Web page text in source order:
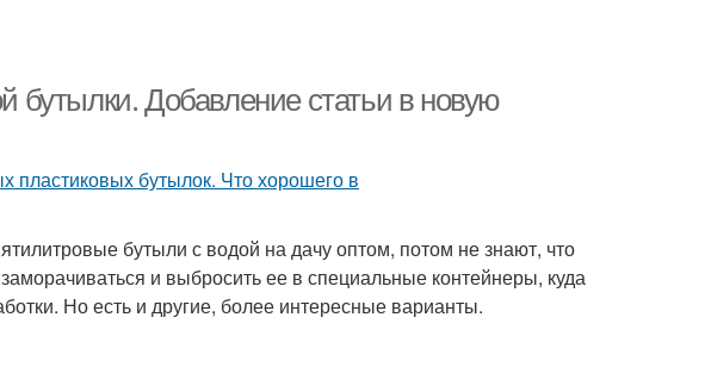
бутылки. Добавление статьи в новую
бутыли с водой на дачу оптом, потом не знают, что
и выбросить ее в специальные контейнеры, куда
Но есть и другие, более интересные варианты.